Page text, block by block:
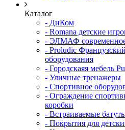
Каталог
- ДиКом
- Romana детские
- ЭЛМАФ современное
- Proludic
оборудования
- Городскаяя мебель
- Уличные тренажеры
- Спортивное
- Ограждение
коробки
- Встраиваемые
- Покрытия для